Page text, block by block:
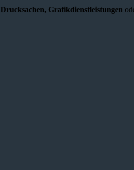
Drucksachen, Grafikdienstleistungen